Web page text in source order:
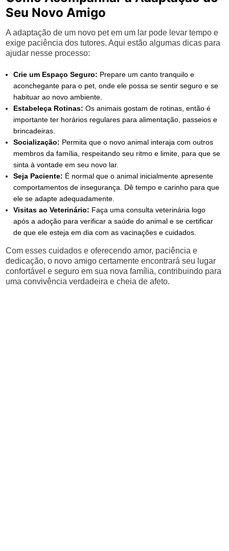
Seu Novo Amigo
A adaptação de um novo pet em um lar pode levar tempo e
exige paciência dos tutores. Aqui estão algumas dicas para
ajudar nesse processo:
Crie um Espaço Seguro: Prepare um canto tranquilo e
aconchegante para o pet, onde ele possa se sentir seguro e se
habituar ao novo ambiente.
Estabeleça Rotinas: Os animais gostam de rotinas, então é
importante ter horários regulares para alimentação, passeios e
brincadeiras.
Socialização: Permita que o novo animal interaja com outros
membros da família, respeitando seu ritmo e limite, para que se
sinta à vontade em seu novo lar.
Seja Paciente: É normal que o animal inicialmente apresente
comportamentos de insegurança. Dê tempo e carinho para que
ele se adapte adequadamente.
Visitas ao Veterinário: Faça uma consulta veterinária logo
após a adoção para verificar a saúde do animal e se certificar
de que ele esteja em dia com as vacinações e cuidados.
Com esses cuidados e oferecendo amor, paciência e
dedicação, o novo amigo certamente encontrará seu lugar
confortável e seguro em sua nova família, contribuindo para
uma convivência verdadeira e cheia de afeto.